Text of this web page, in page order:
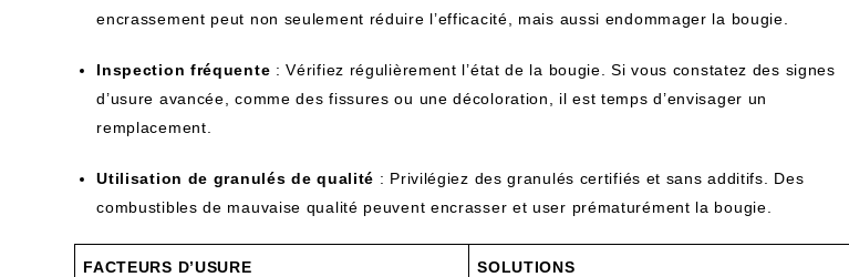
encrassement peut non seulement réduire l’efficacité, mais aussi endommager la bougie.
Inspection fréquente : Vérifiez régulièrement l’état de la bougie. Si vous constatez des signes
d’usure avancée, comme des fissures ou une décoloration, il est temps d’envisager un
remplacement.
Utilisation de granulés de qualité : Privilégiez des granulés certifiés et sans additifs. Des
combustibles de mauvaise qualité peuvent encrasser et user prématurément la bougie.
FACTEURS D’USURE SOLUTIONS